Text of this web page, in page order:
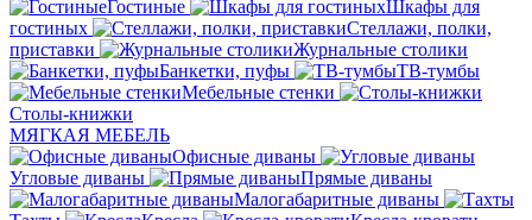
Гостиные
Шкафы для
гостиных
Стеллажи, полки,
приставки
Журнальные столики
Банкетки, пуфы
ТВ-тумбы
Мебельные стенки
Столы-книжки
МЯГКАЯ МЕБЕЛЬ
Офисные диваны
Угловые диваны
Прямые диваны
Малогабаритные диваны